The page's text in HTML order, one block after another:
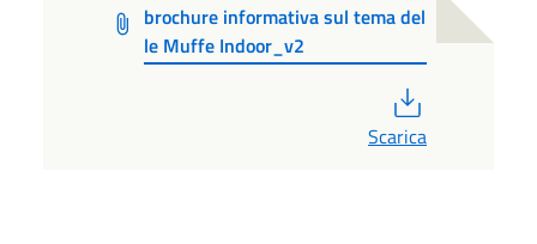
brochure informativa sul tema del
le Muffe Indoor_v2
Scarica